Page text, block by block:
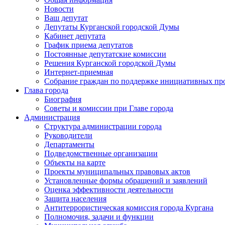
Новости
Ваш депутат
Депутаты Курганской городской Думы
Кабинет депутата
График приема депутатов
Постоянные депутатские комиссии
Решения Курганской городской Думы
Интернет-приемная
Собрание граждан по поддержке инициативных
Глава города
Биография
Советы и комиссии при Главе города
Администрация
Структура администрации города
Руководители
Департаменты
Подведомственные организации
Объекты на карте
Проекты муниципальных правовых актов
Установленные формы обращений и заявлений
Оценка эффективности деятельности
Защита населения
Антитеррористическая комиссия города Кургана
Полномочия, задачи и функции